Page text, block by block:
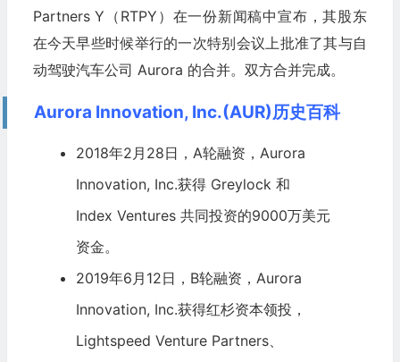
Partners Y（RTPY）在一份新闻稿中宣布，其股东
在今天早些时候举行的一次特别会议上批准了其与自
动驾驶汽车公司 Aurora 的合并。双方合并完成。
Aurora Innovation, Inc.(AUR)历史百科
2018年2月28日，A轮融资，Aurora
Innovation, Inc.获得 Greylock和
Index Ventures共同投资的9000万美元
资金。
2019年6月12日，B轮融资，Aurora
Innovation, Inc.获得红杉资本领投，
Lightspeed VenturePartners、